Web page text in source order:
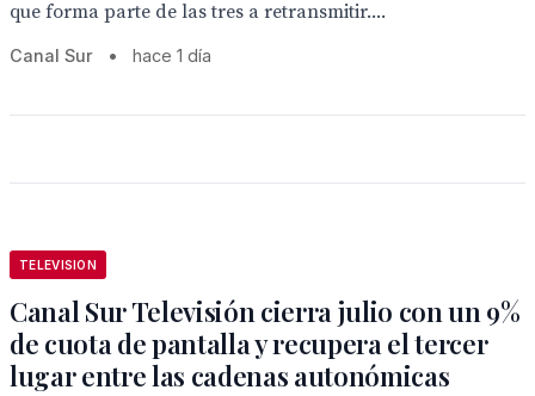
que forma parte de las tres a retransmitir....
Canal Sur • hace 1 día
TELEVISION
Canal Sur Televisión cierra julio con un 9%
de cuota de pantalla y recupera el tercer
lugar entre las cadenas autonómicas